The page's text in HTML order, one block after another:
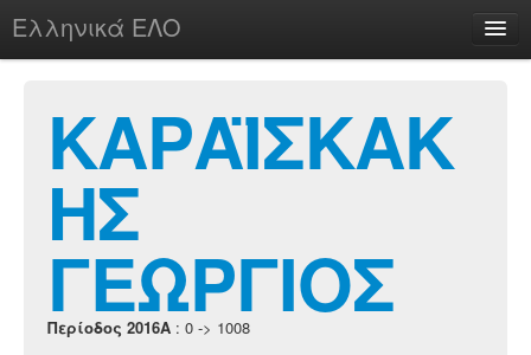
Ελληνικά ΕΛΟ
chesstu.be @ discord
Login
ΚΑΡΑΪΣΚΑΚ
ΗΣ
ΓΕΩΡΓΙΟΣ
Περίοδος 2016A : 0 -> 1008